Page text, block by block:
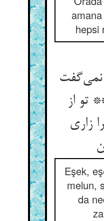
hepsi
نمی‌گفت
تو از
زاری
Eşek,
melun,
da